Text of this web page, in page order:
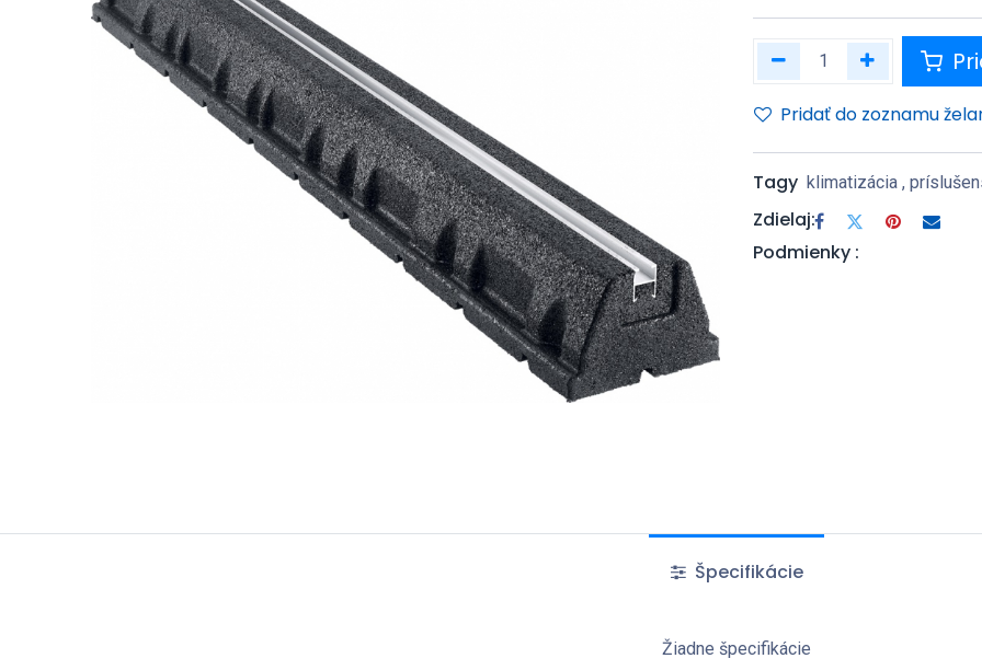
Pridať do zoznamu
Tagy klimatizácia ,
Zdielaj:
Podmienky :
Špecifikácie
Žiadne špecifikácie